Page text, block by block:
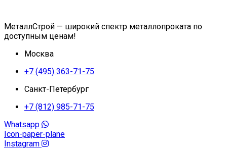
МеталлСтрой — широкий спектр металлопроката по
доступным ценам!
Москва
+7 (495) 363-71-75
Санкт-Петербург
+7 (812) 985-71-75
Whatsapp
Icon-paper-plane
Instagram